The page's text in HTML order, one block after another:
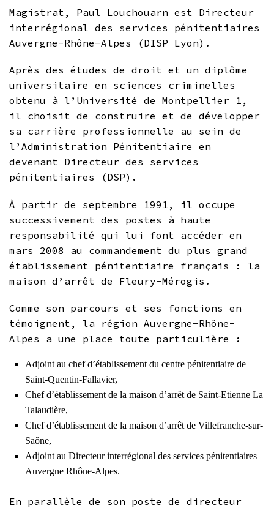
Magistrat, Paul Louchouarn est Directeur
interrégional des services pénitentiaires
Auvergne-Rhône-Alpes (DISP Lyon).
Après des études de droit et un diplôme
universitaire en sciences criminelles
obtenu à l’Université de Montpellier 1,
il choisit de construire et de développer
sa carrière professionnelle au sein de
l’Administration Pénitentiaire en
devenant Directeur des services
pénitentiaires (DSP).
À partir de septembre 1991, il occupe
successivement des postes à haute
responsabilité qui lui font accéder en
mars 2008 au commandement du plus grand
établissement pénitentiaire français : la
maison d’arrêt de Fleury-Mérogis.
Comme son parcours et ses fonctions en
témoignent, la région Auvergne-Rhône-
Alpes a une place toute particulière :
Adjoint au chef d’établissement du centre pénitentiaire de
Saint-Quentin-Fallavier,
Chef d’établissement de la maison d’arrêt de Saint-Etienne La
Talaudière,
Chef d’établissement de la maison d’arrêt de Villefranche-sur-
Saône,
Adjoint au Directeur interrégional des services pénitentiaires
Auvergne Rhône-Alpes.
En parallèle de son poste de directeur